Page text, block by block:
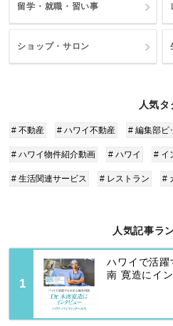
留学・就職・習い事
ショップ・サロン
人気タ
# 不動産 # ハワイ不動産 # 編集部ピ
# ハワイ物件紹介動画 # ハワイ # イ
# 生活関連サービス # レストラン #
人気記事ラ
ハワイで活
南 寛造にイ